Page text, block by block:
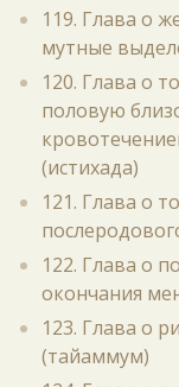
119. Глава о
мутные
120. Глава о
половую
(истихада)
121. Глава о
122. Глава о
окончания
123. Глава о
(тайаммум)